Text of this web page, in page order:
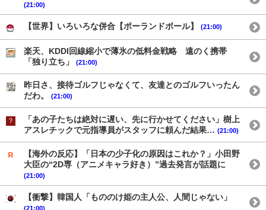
(21:00)
【世界】いろいろな併合【ポーランドボール】 (21:00)
楽天、KDDI回線縮小で薄氷の低料金戦略 遠のく携帯
「独り立ち」
(21:00)
昨日さ、接待ゴルフじゃなくて、友達とのゴルフいったん
だわ。
(21:00)
「あの子たちは絶対に遅い、先に行かせてください」樹上
アスレチックで元指導員がスタッフに頼んだ結果… (21:00)
【海外の反応】「日本の少子化の原因はこれか？」小田野
大臣の“2D専（アニメキャラ好き）”過去発言が話題に
(21:00)
【衝撃】韓国人「もののけ姫の主人公、人間じゃない」
(21:00)